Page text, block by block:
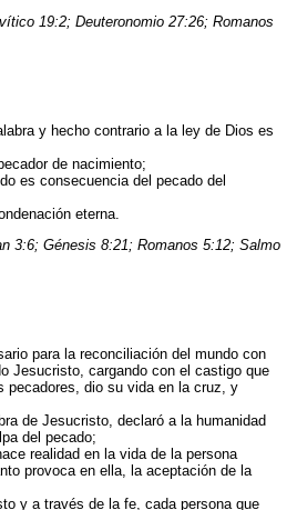
19:2; Deuteronomio 27:26; Romanos
y hecho contrario a la ley de Dios es
de nacimiento;
es consecuencia del pecado del
eterna.
3:6; Génesis 8:21; Romanos 5:12; Salmo
para la reconciliación del mundo con
Jesucristo, cargando con el castigo que
pecadores, dio su vida en la cruz, y
de Jesucristo, declaró a la humanidad
del pecado;
realidad en la vida de la persona
provoca en ella, la aceptación de la
y a través de la fe, cada persona que